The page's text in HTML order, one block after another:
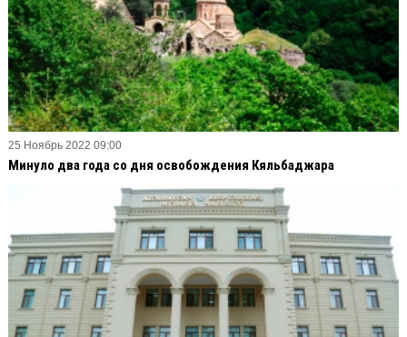
25 Ноябрь 2022 09:00
Минуло два года со дня освобождения Кяльбаджара